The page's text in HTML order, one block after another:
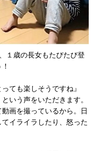
１歳の長女もたびたび登
ても楽しそうですね』
いう声をいただきます。
画を撮っているから。日
イライラしたり、怒った